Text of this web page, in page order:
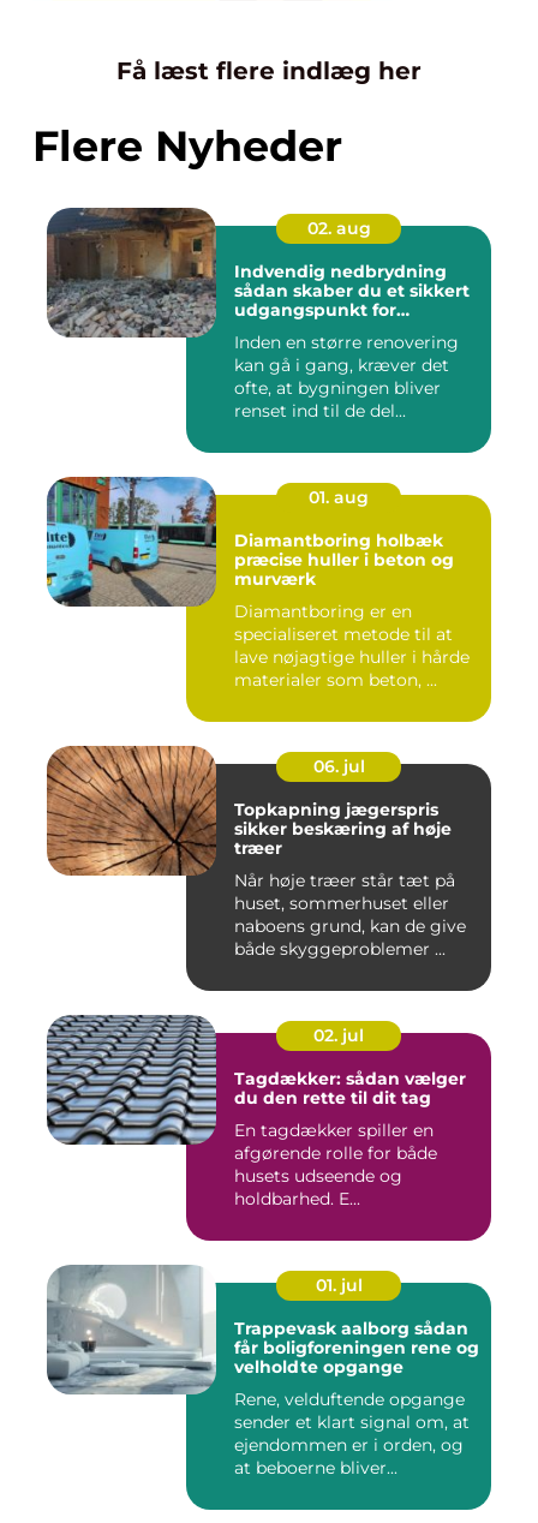
Få læst flere indlæg her
Flere Nyheder
02. aug
Indvendig nedbrydning
sådan skaber du et sikkert
udgangspunkt for
Inden en større renovering
kan gå i gang, kræver det
ofte, at bygningen bliver
renset ind til de del...
01. aug
Diamantboring holbæk
præcise huller i beton og
murværk
Diamantboring er en
specialiseret metode til at
lave nøjagtige huller i hårde
materialer som beton, ...
06. jul
Topkapning jægerspris
sikker beskæring af høje
træer
Når høje træer står tæt på
huset, sommerhuset eller
naboens grund, kan de give
både skyggeproblemer ...
02. jul
Tagdækker: sådan vælger
du den rette til dit tag
En tagdækker spiller en
afgørende rolle for både
husets udseende og
holdbarhed. E...
01. jul
Trappevask aalborg sådan
får boligforeningen rene og
velholdte opgange
Rene, velduftende opgange
sender et klart signal om, at
ejendommen er i orden, og
at beboerne bliver...